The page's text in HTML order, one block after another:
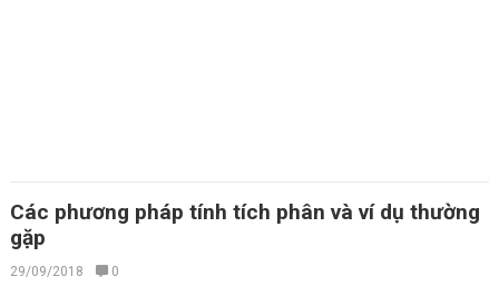
Các phương pháp tính tích phân và ví dụ thường
gặp
29/09/2018 0